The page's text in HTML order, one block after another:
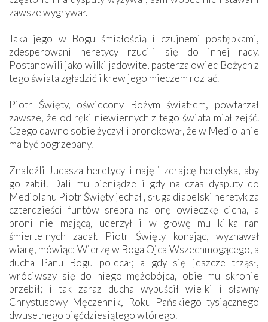
zawsze wygrywał.
Taka jego w Bogu śmiałością i czujnemi postępkami,
zdesperowani heretycy rzucili się do innej rady.
Postanowili jako wilki jadowite, pasterza owiec Bożych z
tego świata zgładzić i krew jego mieczem rozlać.
Piotr Święty, oświecony Bożym światłem, powtarzał
zawsze, że od ręki niewiernych z tego świata miał zejść.
Czego dawno sobie życzył i prorokował, że w Mediolanie
ma być pogrzebany.
Znaleźli Judasza heretycy i najęli zdrajcę-heretyka, aby
go zabił. Dali mu pieniądze i gdy na czas dysputy do
Mediolanu Piotr Święty jechał , sługa diabelski heretyk za
czterdzieści funtów srebra na onę owieczkę cichą, a
broni nie mającą, uderzył i w głowę mu kilka ran
śmiertelnych zadał. Piotr Święty konając, wyznawał
wiarę, mówiąc: Wierzę w Boga Ojca Wszechmogącego, a
ducha Panu Bogu polecał; a gdy się jeszcze trząsł,
wróciwszy się do niego mężobójca, obie mu skronie
przebił; i tak zaraz ducha wypuścił wielki i sławny
Chrystusowy Męczennik, Roku Pańskiego tysiącznego
dwusetnego pięćdziesiątego wtórego.